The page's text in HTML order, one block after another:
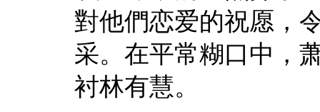
對他們恋爱的祝愿，
采。在平常糊口中，
衬林有慧。